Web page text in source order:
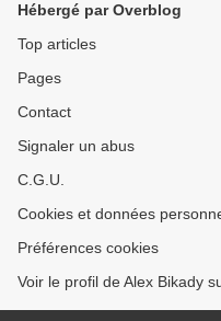
Hébergé par Overblog
Top articles
Pages
Contact
Signaler un abus
C.G.U.
Cookies et données
Préférences cookies
Voir le profil de Alex Bikady